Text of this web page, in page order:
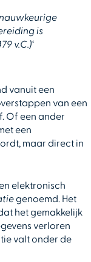
is
v.C.)‘
vanuit een
van een
Of een ander
een
maar direct in
elektronisch
genoemd. Het
het gemakkelijk
verloren
valt onder de